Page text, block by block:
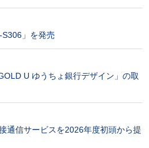
S306」を発売
U ゆうちょ銀行デザイン」の取
通信サービスを2026年度初頭から提